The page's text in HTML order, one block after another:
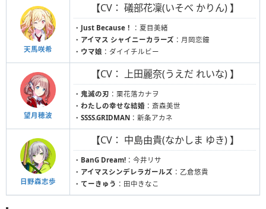
天馬咲希
【CV： 礒部花凜(いそべ かりん) 】
・ Just Because！
：夏目美緒
・ アイマス シャイニーカラーズ ：月岡恋鐘
・ ウマ娘 ：ダイイチルビー
望月穂波
【CV： 上田麗奈(うえだ れいな) 】
・ 鬼滅の刃 ：栗花落カナヲ
・ わたしの幸せな結婚 ：斎森美世
・ SSSS.GRIDMAN ：新条アカネ
日野森志歩
【CV： 中島由貴(なかしま ゆき) 】
・ BanG Dream! ：今井リサ
・ アイマスシンデレラガールズ ：乙倉悠貴
・ てーきゅう ：田中きなこ